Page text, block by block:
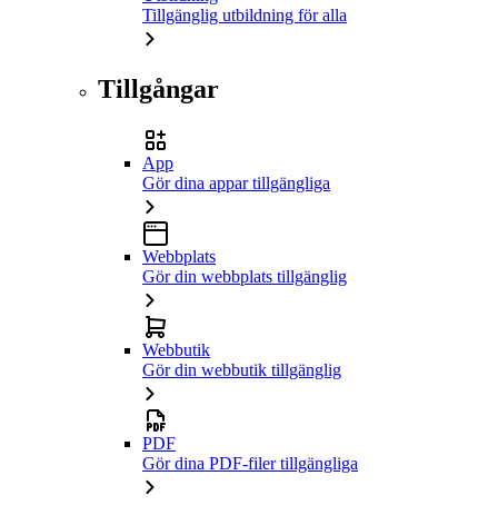
Tillgänglig utbildning för alla
Tillgångar
App
Gör dina appar tillgängliga
Webbplats
Gör din webbplats tillgänglig
Webbutik
Gör din webbutik tillgänglig
PDF
Gör dina PDF-filer tillgängliga